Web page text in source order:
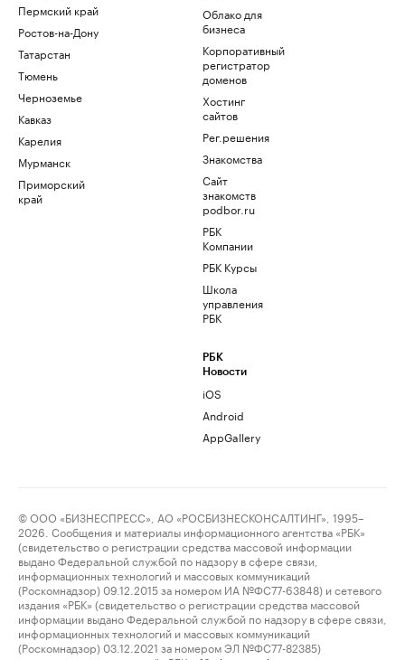
Пермский край
Ростов-на-Дону
Татарстан
Тюмень
Черноземье
Кавказ
Карелия
Мурманск
Приморский
край
Облако для
бизнеса
Корпоративный
регистратор
доменов
Хостинг
сайтов
Рег.решения
Знакомства
Сайт
знакомств
podbor.ru
РБК
Компании
РБК Курсы
Школа
управления
РБК
РБК
Новости
iOS
Android
AppGallery
© ООО «БИЗНЕСПРЕСС», АО «РОСБИЗНЕСКОНСАЛТИНГ», 1995–
2026. Сообщения и материалы информационного агентства «РБК»
(свидетельство о регистрации средства массовой информации
выдано Федеральной службой по надзору в сфере связи,
информационных технологий и массовых коммуникаций
(Роскомнадзор) 09.12.2015 за номером ИА №ФС77-63848) и сетевого
издания «РБК» (свидетельство о регистрации средства массовой
информации выдано Федеральной службой по надзору в сфере связи,
информационных технологий и массовых коммуникаций
(Роскомнадзор) 03.12.2021 за номером ЭЛ №ФС77-82385)